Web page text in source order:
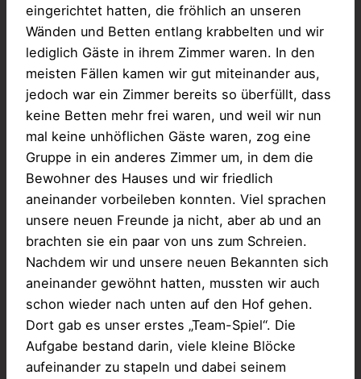
eingerichtet hatten, die fröhlich an unseren
Wänden und Betten entlang krabbelten und wir
lediglich Gäste in ihrem Zimmer waren. In den
meisten Fällen kamen wir gut miteinander aus,
jedoch war ein Zimmer bereits so überfüllt, dass
keine Betten mehr frei waren, und weil wir nun
mal keine unhöflichen Gäste waren, zog eine
Gruppe in ein anderes Zimmer um, in dem die
Bewohner des Hauses und wir friedlich
aneinander vorbeileben konnten. Viel sprachen
unsere neuen Freunde ja nicht, aber ab und an
brachten sie ein paar von uns zum Schreien.
Nachdem wir und unsere neuen Bekannten sich
aneinander gewöhnt hatten, mussten wir auch
schon wieder nach unten auf den Hof gehen.
Dort gab es unser erstes „Team-Spiel“. Die
Aufgabe bestand darin, viele kleine Blöcke
aufeinander zu stapeln und dabei seinem